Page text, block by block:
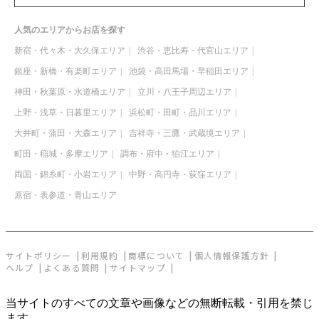
人気のエリアからお店を探す
新宿・代々木・大久保エリア 渋谷・恵比寿・代官山エリア
銀座・新橋・有楽町エリア 池袋・高田馬場・早稲田エリア
神田・秋葉原・水道橋エリア 立川・八王子周辺エリア
上野・浅草・日暮里エリア 浜松町・田町・品川エリア
大井町・蒲田・大森エリア 吉祥寺・三鷹・武蔵境エリア
町田・稲城・多摩エリア 調布・府中・狛江エリア
両国・錦糸町・小岩エリア 中野・高円寺・荻窪エリア
原宿・表参道・青山エリア
サイトポリシー 利用規約 商標について
個人情報保護方針
ヘルプ
よくある質問 サイトマップ
当サイトのすべての文章や画像などの無断転載・引用を禁じ